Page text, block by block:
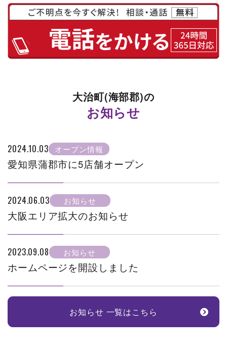
大治町(海部郡)の
お知らせ
2024.10.03 オープン情報
愛知県蒲郡市に5店舗オープン
2024.06.03 お知らせ
大阪エリア拡大のお知らせ
2023.09.08 お知らせ
ホームページを開設しました
お知らせ 一覧はこちら